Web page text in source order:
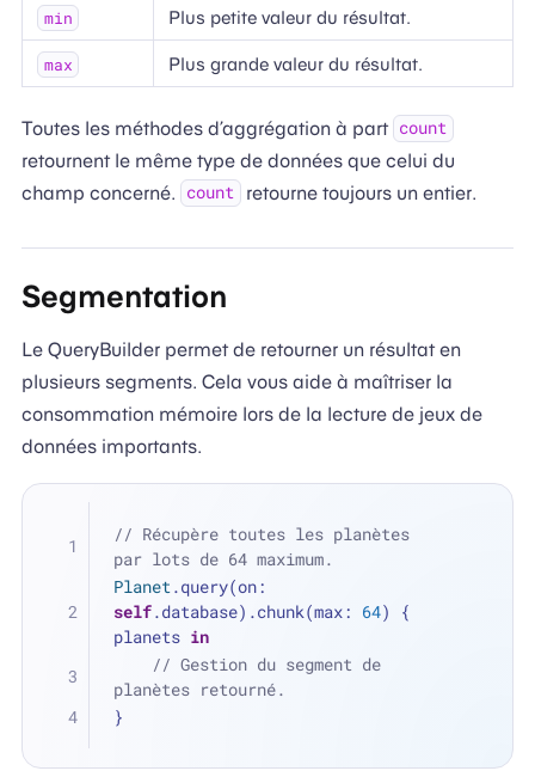
min Plus petite valeur du résultat.
max Plus grande valeur du résultat.
Toutes les méthodes d’aggrégation à part count
retournent le même type de données que celui du
champ concerné.
count retourne toujours un entier.
Segmentation
Le QueryBuilder permet de retourner un résultat en
plusieurs segments. Cela vous aide à maîtriser la
consommation mémoire lors de la lecture de jeux de
données importants.
// Récupère toutes les planètes
par lots de 64 maximum.
Planet
self.database).chunk(max: 64) {
planets in
// Gestion du segment de
planètes retourné.
}